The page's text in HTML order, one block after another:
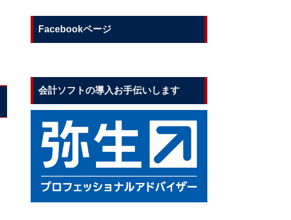
Facebookページ
会計ソフトの導入お手伝いします